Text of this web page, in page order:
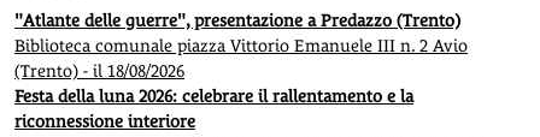
"Atlante delle guerre", presentazione a Predazzo (Trento)
Biblioteca comunale piazza Vittorio Emanuele III n. 2 Avio
(Trento) - il 18/08/2026
Festa della luna 2026: celebrare il rallentamento e la
riconnessione interiore